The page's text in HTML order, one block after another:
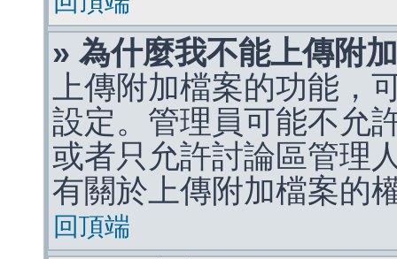
» 為什麼我不能上傳附
上傳附加檔案的功能，
設定。管理員可能不允
或者只允許討論區管理
有關於上傳附加檔案的
回頂端